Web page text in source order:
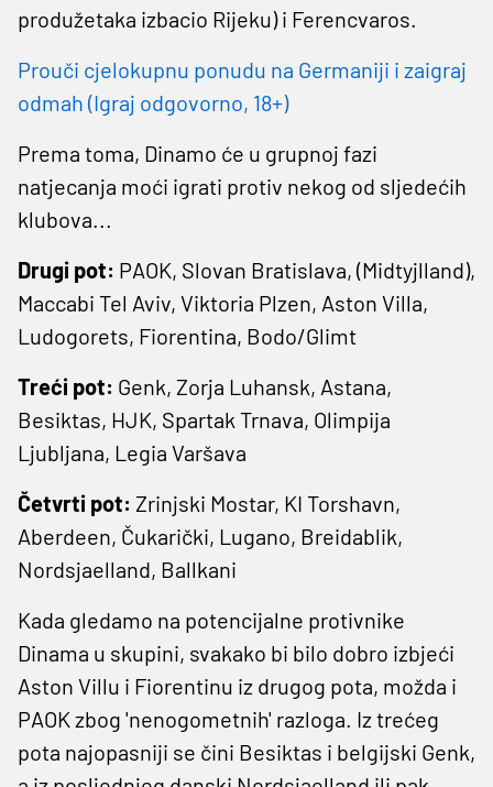
produžetaka izbacio Rijeku) i Ferencvaros.
Prouči cjelokupnu ponudu na Germaniji i zaigraj
odmah (Igraj odgovorno, 18+)
Prema toma, Dinamo će u grupnoj fazi
natjecanja moći igrati protiv nekog od sljedećih
klubova...
Drugi pot: PAOK, Slovan Bratislava, (Midtyjlland),
Maccabi Tel Aviv, Viktoria Plzen, Aston Villa,
Ludogorets, Fiorentina, Bodo/Glimt
Treći pot: Genk, Zorja Luhansk, Astana,
Besiktas, HJK, Spartak Trnava, Olimpija
Ljubljana, Legia Varšava
Četvrti pot: Zrinjski Mostar, KI Torshavn,
Aberdeen, Čukarički, Lugano, Breidablik,
Nordsjaelland, Ballkani
Kada gledamo na potencijalne protivnike
Dinama u skupini, svakako bi bilo dobro izbjeći
Aston Villu i Fiorentinu iz drugog pota, možda i
PAOK zbog 'nenogometnih' razloga. Iz trećeg
pota najopasniji se čini Besiktas i belgijski Genk,